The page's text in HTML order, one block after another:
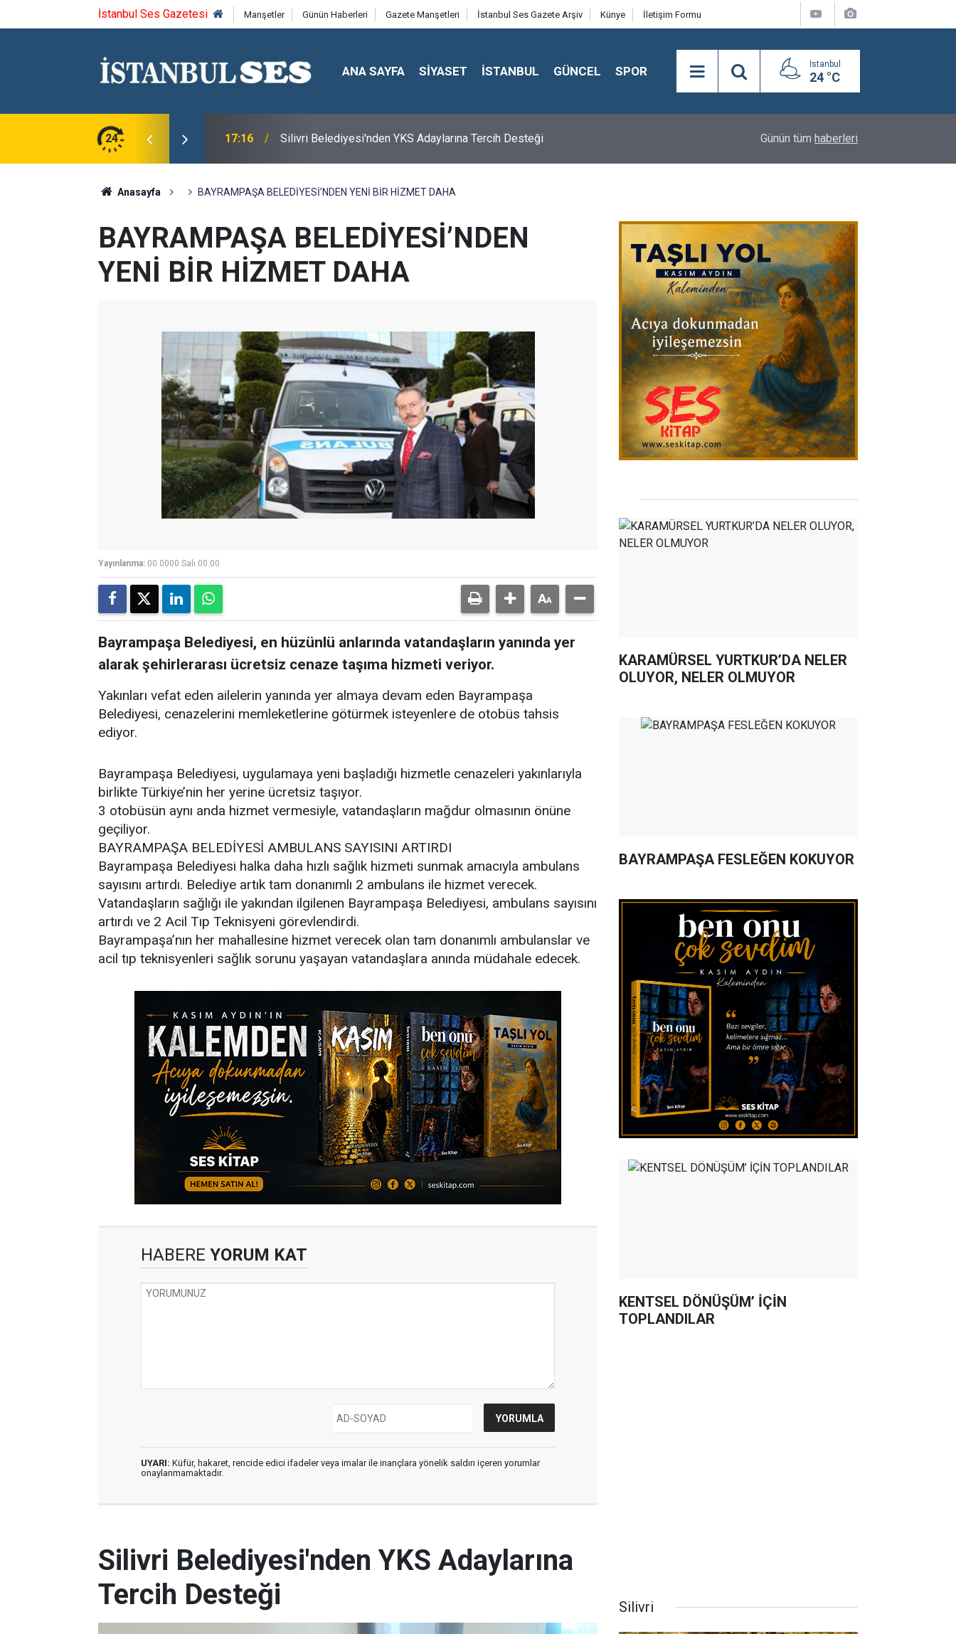
İstanbul Ses Gazetesi Manşetler Günün Haberleri Gazete Manşetleri İstanbul Ses Gazete Arşiv Künye İletişim Formu
ANA SAYFA SİYASET İSTANBUL GÜNCEL SPOR İstanbul
24 °C
24 17:16 Silivri Belediyesi'nden YKS Adaylarına Tercih Desteği BEYLİKDÜZÜ’NDE YAZ SPOR KURSLARI TÜM
Günün tüm haberleri
Anasayfa BAYRAMPAŞA BELEDİYESİ’NDEN YENİ BİR HİZMET DAHA
BAYRAMPAŞA BELEDİYESİ’NDEN
YENİ BİR HİZMET DAHA
Yayınlanma: 00 0000 Salı 00:00
Bayrampaşa Belediyesi, en hüzünlü anlarında vatandaşların yanında yer
alarak şehirlerarası ücretsiz cenaze taşıma hizmeti veriyor.
Yakınları vefat eden ailelerin yanında yer almaya devam eden Bayrampaşa
Belediyesi, cenazelerini memleketlerine götürmek isteyenlere de otobüs tahsis
ediyor.
Bayrampaşa Belediyesi, uygulamaya yeni başladığı hizmetle cenazeleri yakınlarıyla
birlikte Türkiye’nin her yerine ücretsiz taşıyor.
3 otobüsün aynı anda hizmet vermesiyle, vatandaşların mağdur olmasının önüne
geçiliyor.
BAYRAMPAŞA BELEDİYESİ AMBULANS SAYISINI ARTIRDI
Bayrampaşa Belediyesi halka daha hızlı sağlık hizmeti sunmak amacıyla ambulans
sayısını artırdı. Belediye artık tam donanımlı 2 ambulans ile hizmet verecek.
Vatandaşların sağlığı ile yakından ilgilenen Bayrampaşa Belediyesi, ambulans sayısını
artırdı ve 2 Acil Tıp Teknisyeni görevlendirdi.
Bayrampaşa’nın her mahallesine hizmet verecek olan tam donanımlı ambulanslar ve
acil tıp teknisyenleri sağlık sorunu yaşayan vatandaşlara anında müdahale edecek.
HABERE YORUM KAT
UYARI: Küfür, hakaret, rencide edici ifadeler veya imalar ile inançlara yönelik saldırı içeren yorumlar
onaylanmamaktadır.
KARAMÜRSEL YURTKUR’DA NELER
OLUYOR, NELER OLMUYOR
BAYRAMPAŞA FESLEĞEN KOKUYOR
KENTSEL DÖNÜŞÜM’ İÇİN
TOPLANDILAR
Silivri Belediyesi'nden YKS Adaylarına
Tercih Desteği
Silivri